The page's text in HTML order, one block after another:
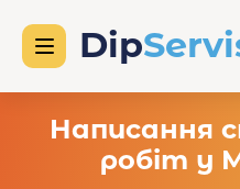
Написання
робіт у